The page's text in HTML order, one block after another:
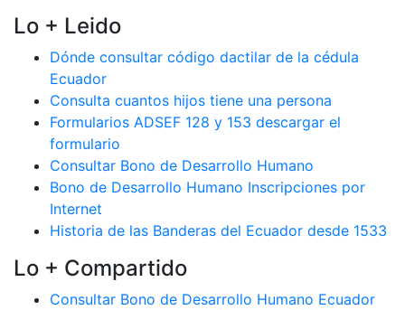
Lo + Leido
Dónde consultar código dactilar de la cédula
Ecuador
Consulta cuantos hijos tiene una persona
Formularios ADSEF 128 y 153 descargar el
formulario
Consultar Bono de Desarrollo Humano
Bono de Desarrollo Humano Inscripciones por
Internet
Historia de las Banderas del Ecuador desde 1533
Lo + Compartido
Consultar Bono de Desarrollo Humano Ecuador